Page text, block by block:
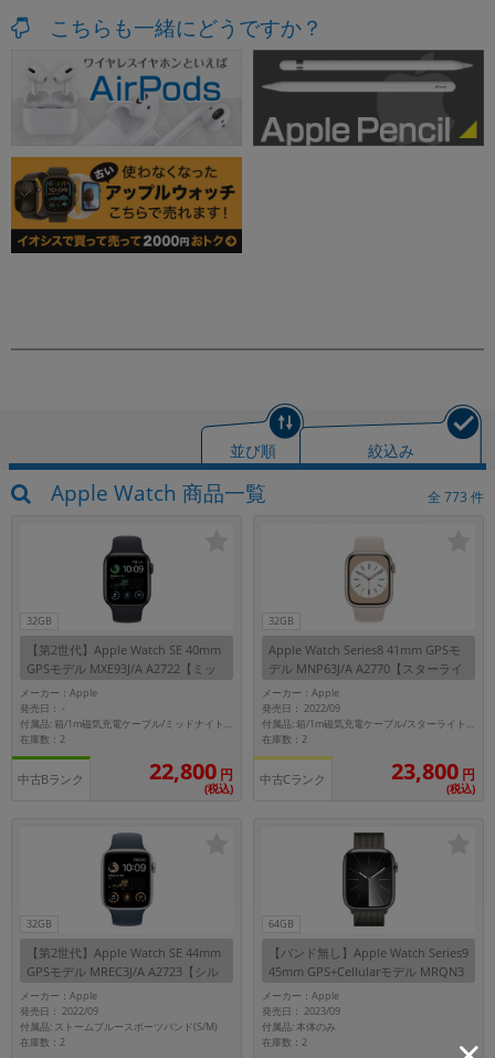
こちらも一緒にどうですか？
並び順 絞込み
Apple Watch 商品一覧 全773 件
32GB
【第2世代】Apple Watch SE 40mm
GPSモデル MXE93J/A A2722【ミッ
ドナイトアルミニウムケース/ミッド
ナイトスポーツバンド】
メーカー：Apple
発売日：-
付属品: 箱/1m磁気充電ケーブル/ミッドナイトスポーツバンド(M/L)/マニュアル
在庫数：2
中古Bランク 22,800 円
(税込)
32GB
Apple Watch Series8 41mm GPSモ
デル MNP63J/A A2770【スターライ
トアルミニウムケース/スターライト
スポーツバンド】
メーカー：Apple
発売日： 2022/09
付属品: 箱/1m磁気充電ケーブル/スターライトスポーツバンド/マニュアル
在庫数：2
中古Cランク 23,800 円
(税込)
32GB
【第2世代】Apple Watch SE 44mm
GPSモデル MREC3J/A A2723【シル
バーアルミニウムケース/ストームブ
ルースポーツバンド】
メーカー：Apple
発売日： 2022/09
付属品: ストームブルースポーツバンド(S/M)
在庫数：2
64GB
【バンド無し】Apple Watch Series9
45mm GPS+Cellularモデル MRQN3
J/A A2984【グラファイトステンレス
スチールケース】
メーカー：Apple
発売日： 2023/09
付属品: 本体のみ
在庫数：2